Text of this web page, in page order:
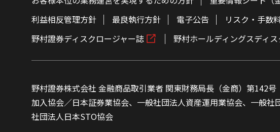
利益相反管理方針
最良執行方針 電子公告 リスク・手数
野村證券ディスクロージャー誌
野村ホールディングスディ
野村證券株式会社 金融商品取引業者 関東財務局長（金商）第142号
加入協会／日本証券業協会、一般社団法人資産運用業協会、一般
社団法人日本STO協会